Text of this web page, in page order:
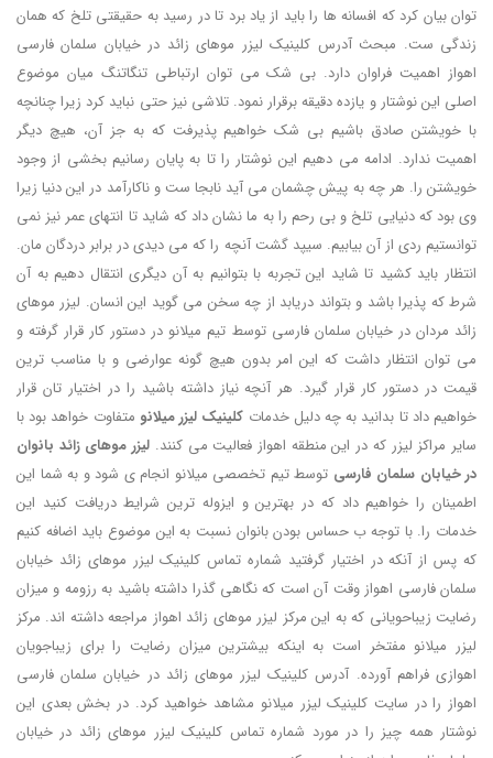
توان بیان کرد که افسانه ها را باید از یاد برد تا در رسید به حقیقتی تلخ که همان
زندگی ست. مبحث آدرس کلینیک لیزر موهای زائد در خیابان سلمان فارسی
اهواز اهمیت فراوان دارد. بی شک می توان ارتباطی تنگاتنگ میان موضوع
اصلی این نوشتار و یازده دقیقه برقرار نمود. تلاشی نیز حتی نباید کرد زیرا چنانچه
با خویشتن صادق باشیم بی شک خواهیم پذیرفت که به جز آن، هیچ دیگر
اهمیت ندارد. ادامه می دهیم این نوشتار را تا به پایان رسانیم بخشی از وجود
خویشتن را. هر چه به پیش چشمان می آید نابجا ست و ناکارآمد در این دنیا زیرا
وی بود که دنیایی تلخ و بی رحم را به ما نشان داد که شاید تا انتهای عمر نیز نمی
توانستیم ردی از آن بیابیم. سیپد گشت آنچه را که می دیدی در برابر دردگان مان.
انتظار باید کشید تا شاید این تجربه با بتوانیم به آن دیگری انتقال دهیم به آن
شرط که پذیرا باشد و بتواند دریابد از چه سخن می گوید این انسان. لیزر موهای
زائد مردان در خیابان سلمان فارسی توسط تیم میلانو در دستور کار قرار گرفته و
می توان انتظار داشت که این امر بدون هیچ گونه عوارضی و با مناسب ترین
قیمت در دستور کار قرار گیرد. هر آنچه نیاز داشته باشید را در اختیار تان قرار
خواهیم داد تا بدانید به چه دلیل خدمات کلینیک لیزر میلانو متفاوت خواهد بود با
سایر مراکز لیزر که در این منطقه اهواز فعالیت می کنند. لیزر موهای زائد بانوان
در خیابان سلمان فارسی توسط تیم تخصصی میلانو انجام ی شود و به شما این
اطمینان را خواهیم داد که در بهترین و ایزوله ترین شرایط دریافت کنید این
خدمات را. با توجه ب حساس بودن بانوان نسبت به این موضوع باید اضافه کنیم
که پس از آنکه در اختیار گرفتید شماره تماس کلینیک لیزر موهای زائد خیابان
سلمان فارسی اهواز وقت آن است که نگاهی گذرا داشته باشید به رزومه و میزان
رضایت زیباحویانی که به این مرکز لیزر موهای زائد اهواز مراجعه داشته اند. مرکز
لیزر میلانو مفتخر است به اینکه بیشترین میزان رضایت را برای زیباجویان
اهوازی فراهم آورده. آدرس کلینیک لیزر موهای زائد در خیابان سلمان فارسی
اهواز را در سایت کلینیک لیزر میلانو مشاهد خواهید کرد. در بخش بعدی این
نوشتار همه چیز را در مورد شماره تماس کلینیک لیزر موهای زائد در خیابان